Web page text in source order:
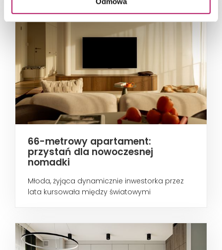
66-metrowy apartament:
przystań dla nowoczesnej
nomadki
Młoda, żyjąca dynamicznie inwestorka przez
lata kursowała między światowymi